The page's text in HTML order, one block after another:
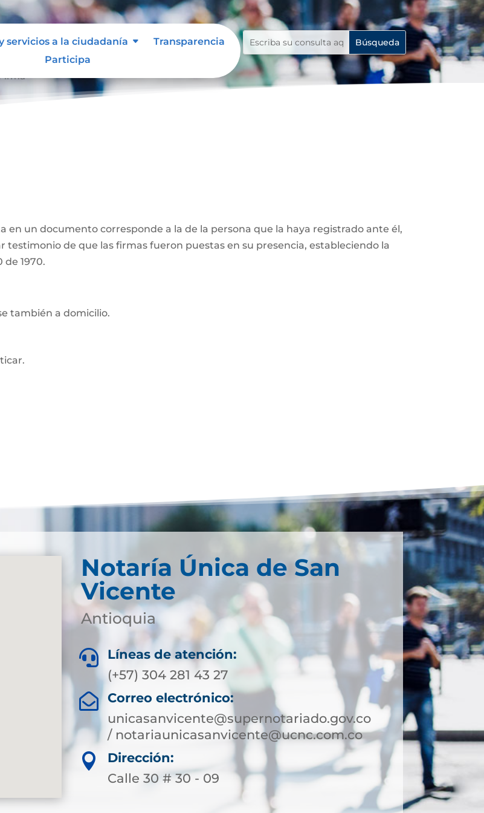
servicios a la ciudadanía
Transparencia
Participa
un documento corresponde a la de la persona que la haya registrado ante él,
testimonio de que las firmas fueron puestas en su presencia, estableciendo la
1970.
también a domicilio.
Notaría Única de San
Vicente
Antioquia

Líneas de atención:
(+57) 304 281 43 27

Correo electrónico:
unicasanvicente@supernotariado.gov.co
/ notariaunicasanvicente@ucnc.com.co

Dirección:
Calle 30 # 30 - 09